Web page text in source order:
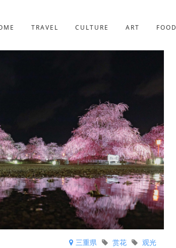
TRAVEL CULTURE ART FOOD
三重県 观光
赏花